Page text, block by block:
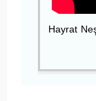
Hayrat